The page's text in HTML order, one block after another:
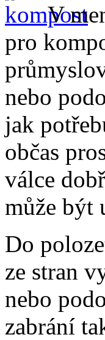
V
pro
nebo
jak
občas
válce
může být
Do
ze stran
nebo
zabrání